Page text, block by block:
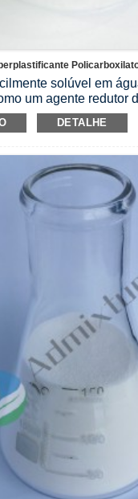
solúvel em
um agente redutor
policarboxílico
de retenção de
de energia,
das grandes
correto, que
gerenciamento para
DETALHE